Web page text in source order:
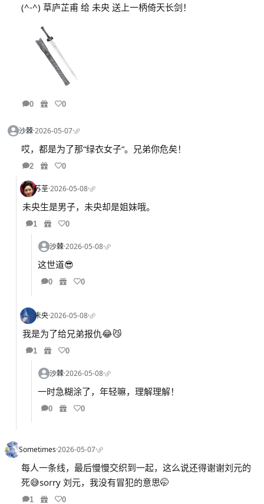
(^-^) 草庐芷甫 给 未央 送上一柄倚天长剑！
0 0
沙棘·2026-05-07·
哎，都是为了那“绿衣女子“。兄弟你危矣！
2 0
苏荃·2026-05-08·
未央生是男子，未央却是姐妹哦。
1 0
沙棘·2026-05-08·
这世道😎
0 0
未央·2026-05-08·
我是为了给兄弟报仇😂😼
1 0
沙棘·2026-05-08·
一时急糊涂了，年轻嘛，理解理解！
0 0
Sometimes·2026-05-07·
每人一条线，最后慢慢交织到一起，这么说还得谢谢刘元的
死😅sorry 刘元，我没有冒犯的意思🤭
1 0